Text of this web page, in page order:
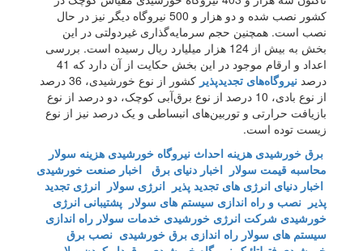
کشور نصب شده و دو هزار و 500 نیروگاه دیگر نیز در حال
نصب است. همچنین حجم سرمایه‌گذاری غیردولتی در این
بخش به بیش از 124 هزار میلیارد ریال رسیده است. بررسی
اعداد و ارقام موجود در این بخش حکایت از آن دارد که 41
درصد نیروگاه‌های تجدیدپذیر
کشور از نوع خورشیدی، 36 درصد
از نوع بادی، 10 درصد از نوع برق‌آبی کوچک، دو درصد از نوع
بازیافت حرارتی و توربین‌های انبساطی و یک درصد نیز از نوع
زیست توده است.
برق خورشیدی هزینه احداث نیروگاه خورشیدی هزینه سولار
محاسبه قیمت سولار اخبار دنیای برق اخبار صنعت خورشیدی
اخبار دنیای انرژی های تجدید پذیر انرژی سولار انرژی تجدید
پذیر نصب و راه اندازی سیستم های سولار پشتیبانی انرژی
خورشیدی شرکت انرژی خورشیدی خدمات سولار راه اندازی
سیستم های سولار راه اندازی برق خورشیدی نصب برق